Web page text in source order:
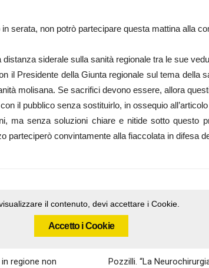
serata, non potrò partecipare questa mattina alla
siderale sulla sanità regionale tra le sue
il Presidente della Giunta regionale sul tema della
molisana. Se sacrifici devono essere, allora
il pubblico senza sostituirlo, in ossequio
ma senza soluzioni chiare e nitide sotto questo
parteciperò convintamente alla fiaccolata in difesa
il contenuto, devi accettare i Cookie.
Accetto i Cookie
regione non
Pozzilli. “La